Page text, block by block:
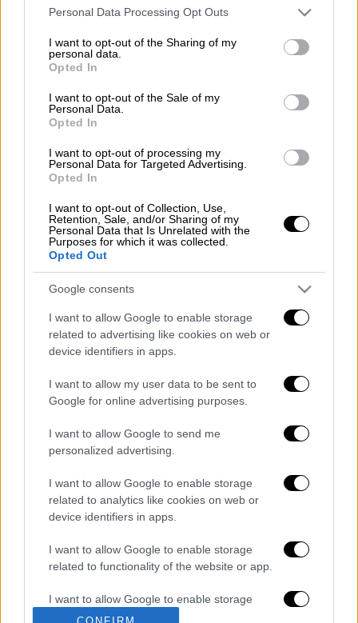
Please note that this website/app uses one or more Google
not limited to your visit or usage behaviour. You may click to
grant or deny consent to Google and its third-party tags to
use your data for below specified purposes in below Google
consent section.
Personal Data Processing Opt Outs
I want to opt-out of the Sharing of my
personal data.
Opted In
I want to opt-out of the Sale of my
Personal Data.
Opted In
I want to opt-out of processing my
Personal Data for Targeted Advertising.
Opted In
I want to opt-out of Collection, Use,
Retention, Sale, and/or Sharing of my
Personal Data that Is Unrelated with the
Purposes for which it was collected.
Opted Out
Google consents
I want to allow Google to enable storage
related to advertising like cookies on web or
device identifiers in apps.
I want to allow my user data to be sent to
Google for online advertising purposes.
I want to allow Google to send me
personalized advertising.
I want to allow Google to enable storage
related to analytics like cookies on web or
device identifiers in apps.
I want to allow Google to enable storage
related to functionality of the website or app.
I want to allow Google to enable storage
related to personalization.
Περίπου χίλιες αιτήσεις γιαεξαγορά
καταπατημένων ακινήτων έχουν
τις οποίες τρέχει εδώ και ένα μήνα η
διαδικασία.
Διαβάστε περισσότερα στοimerisia.gr
Τα σχολιά σας δημοσιεύονται άμεσα με δική σας ευθύνη. Το
ΕΘΝΟΣ θα παρεμβαίνει και τα προσβλητικά σχόλια θα
διαγράφονται
Από το Μίσιγκαν στον Λευκό Οίκο: Τι
σημαίνει η νίκη του Αμπντούλ Ελ-Σαγέντ
για τους Δημοκρατικούς
O στρατηγός ήταν σχιζοφρενής, εμμονικός,
Εκείνος που άλλαξε την πορεία της
Ιστορίας!